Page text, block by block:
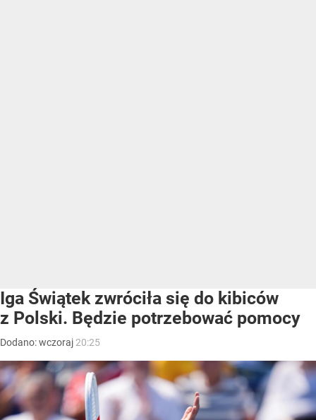
Iga Świątek zwróciła się do kibiców
z Polski. Będzie potrzebować pomocy
Dodano:wczoraj 20:25